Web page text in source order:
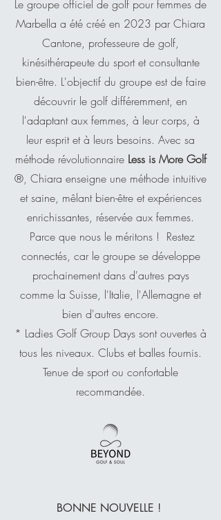
Le groupe officiel de golf pour femmes de
Marbella a été créé en 2023 par Chiara
Cantone, professeure de golf,
kinésithérapeute du sport et consultante
bien-être. L'objectif du groupe est de faire
découvrir le golf différemment, en
l'adaptant aux femmes, à leur corps, à
leur esprit et à leurs besoins. Avec sa
méthode révolutionnaire Less is More Golf
®, Chiara enseigne une méthode intuitive
et saine, mêlant bien-être et expériences
enrichissantes, réservée aux femmes.
Parce que nous le méritons ! Restez
connectés, car le groupe se développe
prochainement dans d'autres pays
comme la Suisse, l'Italie, l'Allemagne et
bien d'autres encore.
* Ladies Golf Group Days sont ouvertes à
tous les niveaux. Clubs et balles fournis.
Tenue de sport ou confortable
recommandée.
BONNE NOUVELLE !